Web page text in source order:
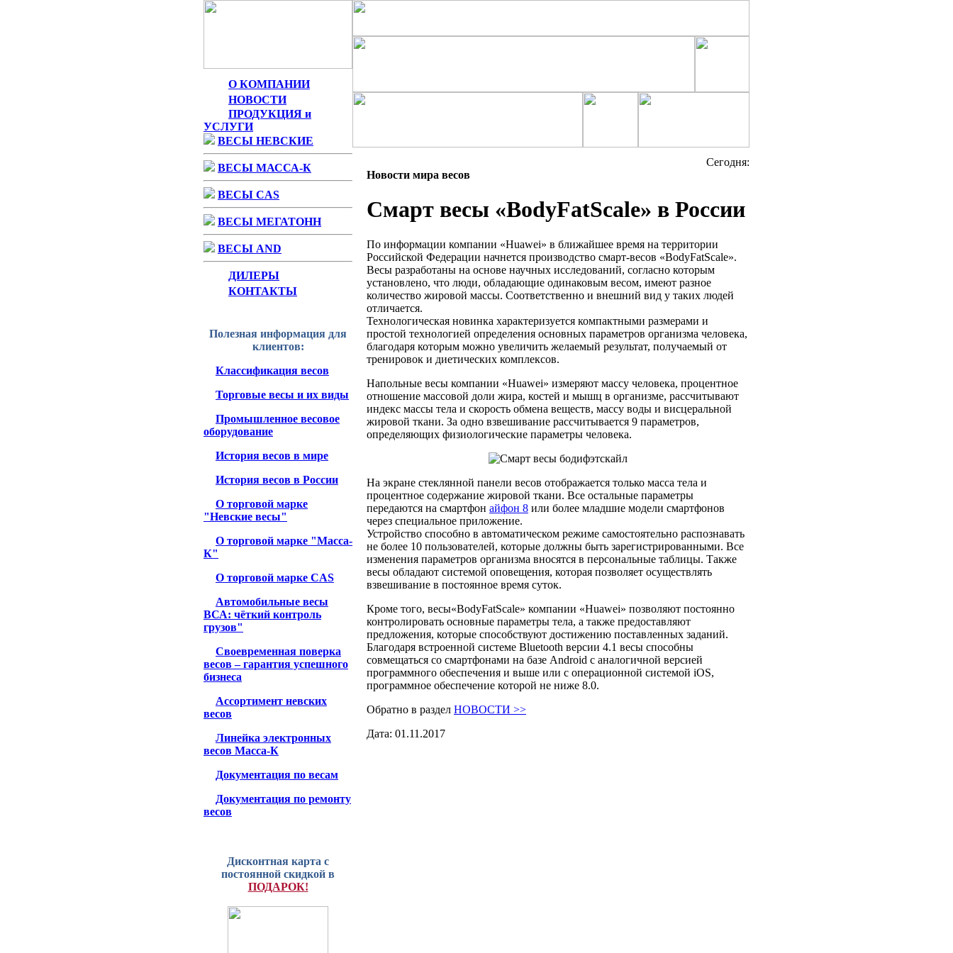
О КОМПАНИИ
НОВОСТИ
ПРОДУКЦИЯ и
УСЛУГИ
ВЕСЫ НЕВСКИЕ
ВЕСЫ МАССА-К
ВЕСЫ CAS
ВЕСЫ МЕГАТОНН
ВЕСЫ AND
ДИЛЕРЫ
КОНТАКТЫ
Полезная информация для
клиентов:
Классификация весов
Торговые весы и их виды
Промышленное весовое
оборудование
История весов в мире
История весов в России
О торговой марке
"Невские весы"
О торговой марке "Масса-
К"
О торговой марке CAS
Автомобильные весы
ВСА: чёткий контроль
грузов"
Своевременная поверка
весов – гарантия успешного
бизнеса
Ассортимент невских
весов
Линейка электронных
весов Масса-К
Документация по весам
Документация по ремонту
весов
Дисконтная карта с
постоянной скидкой в
ПОДАРОК!
Cегодня:
Новости мира весов
Смарт весы «BodyFatScale» в России
По информации компании «Huawei» в ближайшее время на территории
Российской Федерации начнется производство смарт-весов «BodyFatScale».
Весы разработаны на основе научных исследований, согласно которым
установлено, что люди, обладающие одинаковым весом, имеют разное
количество жировой массы. Соответственно и внешний вид у таких людей
отличается.
Технологическая новинка характеризуется компактными размерами и
простой технологией определения основных параметров организма человека,
благодаря которым можно увеличить желаемый результат, получаемый от
тренировок и диетических комплексов.
Напольные весы компании «Huawei» измеряют массу человека, процентное
отношение массовой доли жира, костей и мышц в организме, рассчитывают
индекс массы тела и скорость обмена веществ, массу воды и висцеральной
жировой ткани. За одно взвешивание рассчитывается 9 параметров,
определяющих физиологические параметры человека.
На экране стеклянной панели весов отображается только масса тела и
процентное содержание жировой ткани. Все остальные параметры
передаются на смартфон айфон 8 или более младшие модели смартфонов
через специальное приложение.
Устройство способно в автоматическом режиме самостоятельно распознавать
не более 10 пользователей, которые должны быть зарегистрированными. Все
изменения параметров организма вносятся в персональные таблицы. Также
весы обладают системой оповещения, которая позволяет осуществлять
взвешивание в постоянное время суток.
Кроме того, весы«BodyFatScale» компании «Huawei» позволяют постоянно
контролировать основные параметры тела, а также предоставляют
предложения, которые способствуют достижению поставленных заданий.
Благодаря встроенной системе Bluetooth версии 4.1 весы способны
совмещаться со смартфонами на базе Android с аналогичной версией
программного обеспечения и выше или с операционной системой iOS,
программное обеспечение которой не ниже 8.0.
Обратно в раздел НОВОСТИ >>
Дата: 01.11.2017